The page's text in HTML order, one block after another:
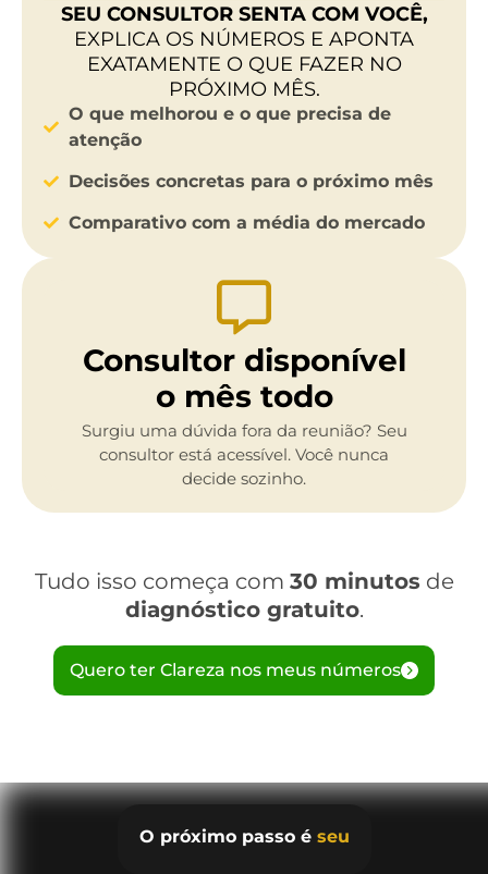
SEU CONSULTOR SENTA COM VOCÊ,
EXPLICA OS NÚMEROS E APONTA
EXATAMENTE O QUE FAZER NO
PRÓXIMO MÊS.
O que melhorou e o que precisa de
atenção
Decisões concretas para o próximo mês
Comparativo com a média do mercado
Consultor disponível
o mês todo
Surgiu uma dúvida fora da reunião? Seu
consultor está acessível. Você nunca
decide sozinho.
Tudo isso começa com 30 minutos de
diagnóstico gratuito.
Quero ter Clareza nos meus números
O próximo passo é seu